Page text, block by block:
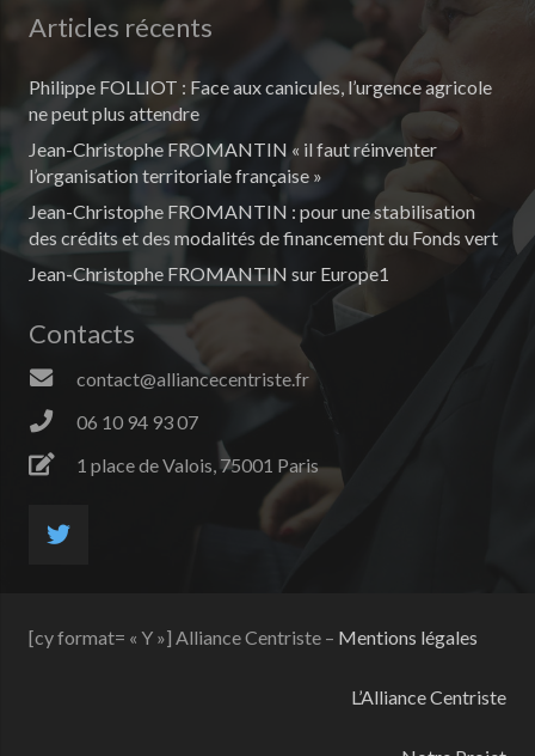
Articles récents
Philippe FOLLIOT : Face aux canicules, l’urgence agricole
ne peut plus attendre
Jean-Christophe FROMANTIN « il faut réinventer
l’organisation territoriale française »
Jean-Christophe FROMANTIN : pour une stabilisation
des crédits et des modalités de financement du Fonds vert
Jean-Christophe FROMANTIN sur Europe1
Contacts
contact@alliancecentriste.fr
06 10 94 93 07
1 place de Valois, 75001 Paris
[cy format= « Y »] Alliance Centriste – Mentions légales
L’Alliance Centriste